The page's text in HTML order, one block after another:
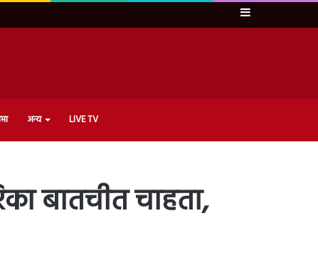
Sidebar
अन्य LIVE TV
बातचीत चाहता,